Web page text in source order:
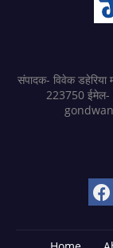
संपादक- विवेक
223750